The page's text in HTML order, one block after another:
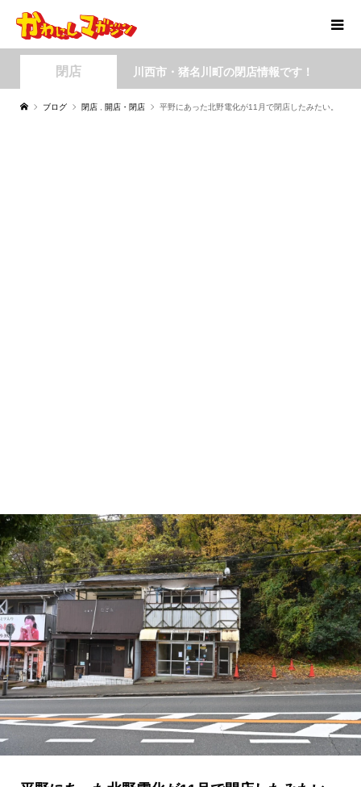
閉店 川西市・猪名川町の閉店情報です！
ブログ 閉店 開店・閉店 平野にあった北野電化が11月で閉店したみたい。